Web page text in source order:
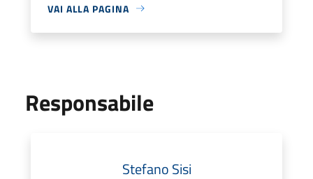
VAI ALLA PAGINA
Responsabile
Stefano Sisi